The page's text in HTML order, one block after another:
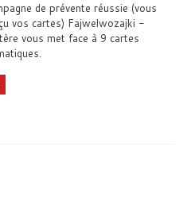
de prévente réussie (vous
vos cartes) Fajwelwozajki -
vous met face à 9 cartes